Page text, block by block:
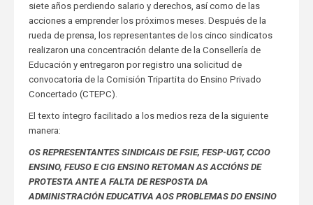
siete años perdiendo salario y derechos, así como de las
acciones a emprender los próximos meses. Después de la
rueda de prensa, los representantes de los cinco sindicatos
realizaron una concentración delante de la Consellería de
Educación y entregaron por registro una solicitud de
convocatoria de la Comisión Tripartita do Ensino Privado
Concertado (CTEPC).
El texto íntegro facilitado a los medios reza de la siguiente
manera:
OS REPRESENTANTES SINDICAIS DE FSIE, FESP-UGT, CCOO
ENSINO, FEUSO E CIG ENSINO RETOMAN AS ACCIÓNS DE
PROTESTA ANTE A FALTA DE RESPOSTA DA
ADMINISTRACIÓN EDUCATIVA AOS PROBLEMAS DO ENSINO